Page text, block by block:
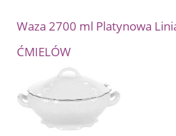
Waza 2700 ml Platynowa
ĆMIELÓW